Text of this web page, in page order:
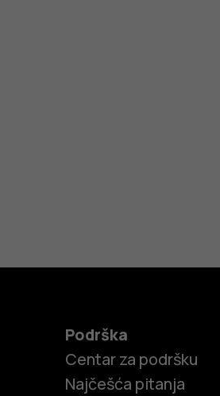
Podrška
Centar za podršku
Najčešća pitanja